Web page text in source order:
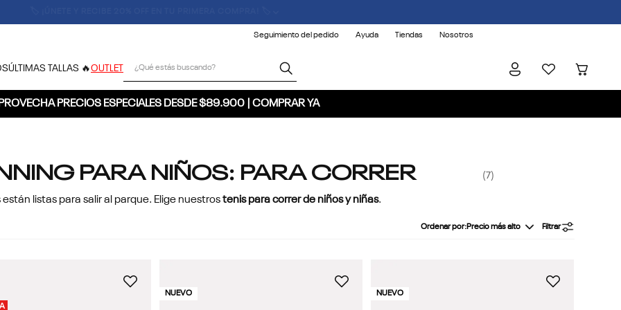
Seguimiento del pedido Ayuda Tiendas Nosotros
ÚLTIMAS TALLAS 🔥OUTLET
PRECIOS ESPECIALES DESDE $89.900 | COMPRAR YA
PARA NIÑOS: PARA CORRER 7
listas para salir al parque. Elige nuestrostenis para correr de niños y niñas.
Ordenar por Precio más alto Filtrar
NUEVO NUEVO